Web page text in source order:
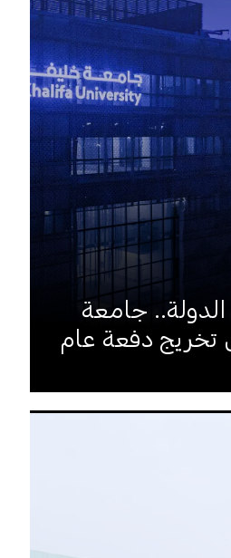
جامعة
دفعة عام